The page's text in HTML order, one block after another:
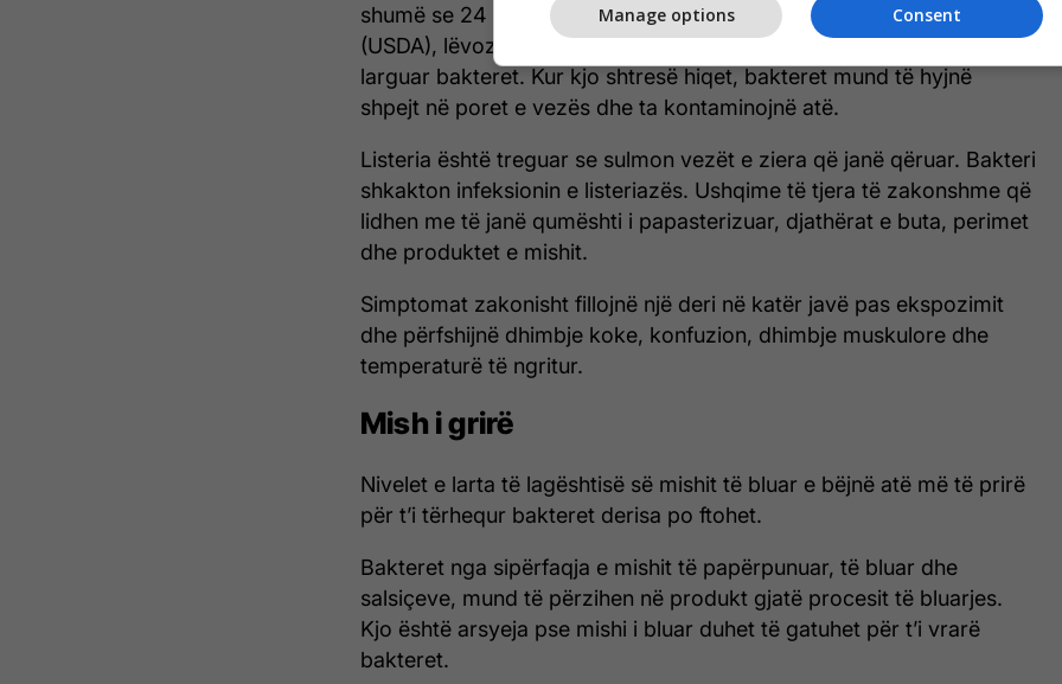
shumë se 24 orë. Sipas Departamentit Amerikan të Bujqësisë
(USDA), lëvozhgat e vezëve veprojnë si një shtresë mbrojtëse për t’i
larguar bakteret. Kur kjo shtresë hiqet, bakteret mund të hyjnë
shpejt në poret e vezës dhe ta kontaminojnë atë.
Listeria është treguar se sulmon vezët e ziera që janë qëruar. Bakteri
shkakton infeksionin e listeriazës. Ushqime të tjera të zakonshme që
lidhen me të janë qumështi i papasterizuar, djathërat e buta, perimet
dhe produktet e mishit.
Simptomat zakonisht fillojnë një deri në katër javë pas ekspozimit
dhe përfshijnë dhimbje koke, konfuzion, dhimbje muskulore dhe
temperaturë të ngritur.
Mish i grirë
Nivelet e larta të lagështisë së mishit të bluar e bëjnë atë më të prirë
për t’i tërhequr bakteret derisa po ftohet.
Bakteret nga sipërfaqja e mishit të papërpunuar, të bluar dhe
salsiçeve, mund të përzihen në produkt gjatë procesit të bluarjes.
Kjo është arsyeja pse mishi i bluar duhet të gatuhet për t’i vrarë
bakteret.
Consent
Manage options